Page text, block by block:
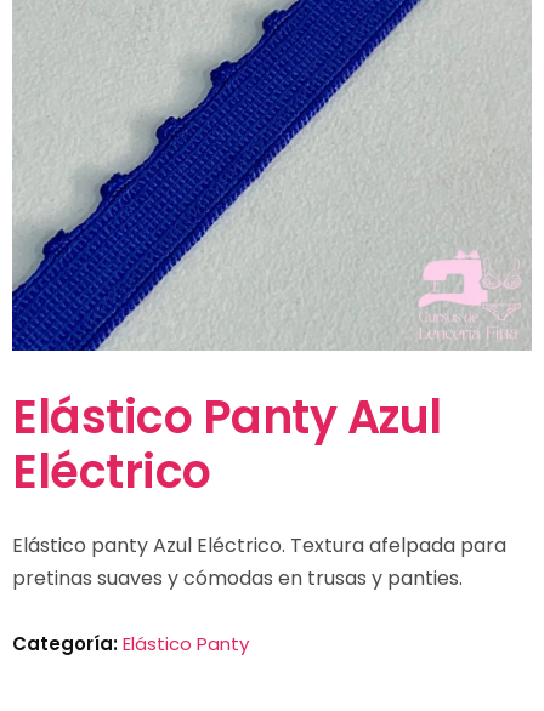
Elástico Panty Azul
Eléctrico
Elástico panty Azul Eléctrico. Textura afelpada para
pretinas suaves y cómodas en trusas y panties.
Categoría:Elástico Panty